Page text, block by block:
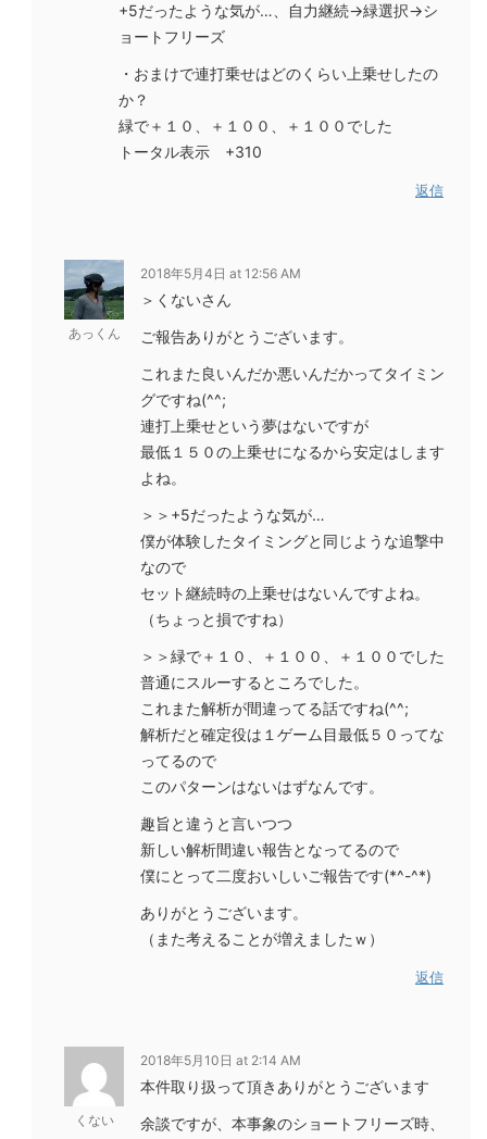
+5だったような気が…、自力継続→緑選択→シ
ョートフリーズ
・おまけで連打乗せはどのくらい上乗せしたの
か？
緑で＋１０、＋１００、＋１００でした
トータル表示 +310
返信
あっくん
2018年5月4日 at 12:56 AM
＞くないさん
ご報告ありがとうございます。
これまた良いんだか悪いんだかってタイミン
グですね(^^;
連打上乗せという夢はないですが
最低１５０の上乗せになるから安定はします
よね。
＞＞+5だったような気が…
僕が体験したタイミングと同じような追撃中
なので
セット継続時の上乗せはないんですよね。
（ちょっと損ですね）
＞＞緑で＋１０、＋１００、＋１００でした
普通にスルーするところでした。
これまた解析が間違ってる話ですね(^^;
解析だと確定役は１ゲーム目最低５０ってな
ってるので
このパターンはないはずなんです。
趣旨と違うと言いつつ
新しい解析間違い報告となってるので
僕にとって二度おいしいご報告です(*^-^*)
ありがとうございます。
（また考えることが増えましたｗ）
返信
くない
2018年5月10日 at 2:14 AM
本件取り扱って頂きありがとうございます
余談ですが、本事象のショートフリーズ時、